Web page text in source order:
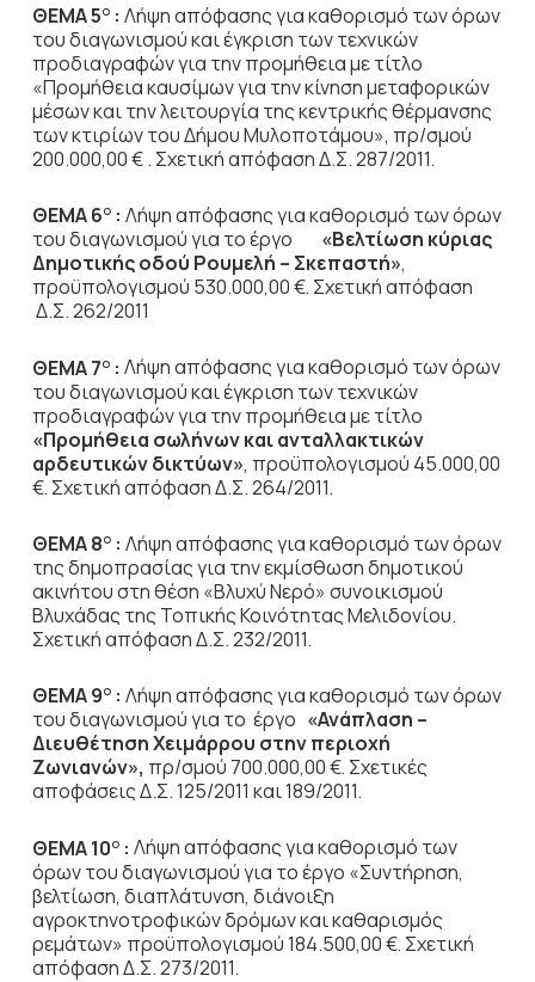
ΘΕΜΑ 5Ο: Λήψη απόφασης για καθορισμό των όρων
του διαγωνισμού και έγκριση των τεχνικών
προδιαγραφών για την προμήθεια με τίτλο
«Προμήθεια καυσίμων για την κίνηση μεταφορικών
μέσων και την λειτουργία της κεντρικής θέρμανσης
των κτιρίων του Δήμου Μυλοποτάμου», πρ/σμού
200.000,00 € . Σχετική απόφαση Δ.Σ. 287/2011.
ΘΕΜΑ 6Ο: Λήψη απόφασης για καθορισμό των όρων
του διαγωνισμού για το έργο «Βελτίωση κύριας
Δημοτικής οδού Ρουμελή – Σκεπαστή»,
προϋπολογισμού 530.000,00 €. Σχετική απόφαση
Δ.Σ. 262/2011
ΘΕΜΑ 7Ο: Λήψη απόφασης για καθορισμό των όρων
του διαγωνισμού και έγκριση των τεχνικών
προδιαγραφών για την προμήθεια με τίτλο
«Προμήθεια σωλήνων και ανταλλακτικών
αρδευτικών δικτύων», προϋπολογισμού 45.000,00
€. Σχετική απόφαση Δ.Σ. 264/2011.
ΘΕΜΑ 8Ο: Λήψη απόφασης για καθορισμό των όρων
της δημοπρασίας για την εκμίσθωση δημοτικού
ακινήτου στη θέση «Βλυχύ Νερό» συνοικισμού
Βλυχάδας της Τοπικής Κοινότητας Μελιδονίου.
Σχετική απόφαση Δ.Σ. 232/2011.
ΘΕΜΑ 9Ο: Λήψη απόφασης για καθορισμό των όρων
του διαγωνισμού για το έργο «Ανάπλαση –
Διευθέτηση Χειμάρρου στην περιοχή
Ζωνιανών», πρ/σμού 700.000,00 €. Σχετικές
αποφάσεις Δ.Σ. 125/2011 και 189/2011.
ΘΕΜΑ 10Ο: Λήψη απόφασης για καθορισμό των
όρων του διαγωνισμού για το έργο «Συντήρηση,
βελτίωση, διαπλάτυνση, διάνοιξη
αγροκτηνοτροφικών δρόμων και καθαρισμός
ρεμάτων» προϋπολογισμού 184.500,00 €. Σχετική
απόφαση Δ.Σ. 273/2011.